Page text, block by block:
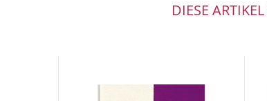
DIESE